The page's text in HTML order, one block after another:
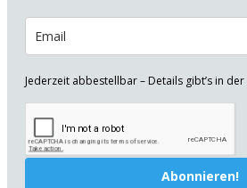
Jederzeit abbestellbar – Details gibt’s in der
Abonnieren!